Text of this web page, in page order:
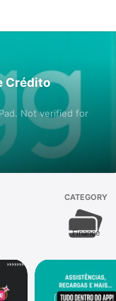
Crédito
Not verified for
CATEGORY
Finance